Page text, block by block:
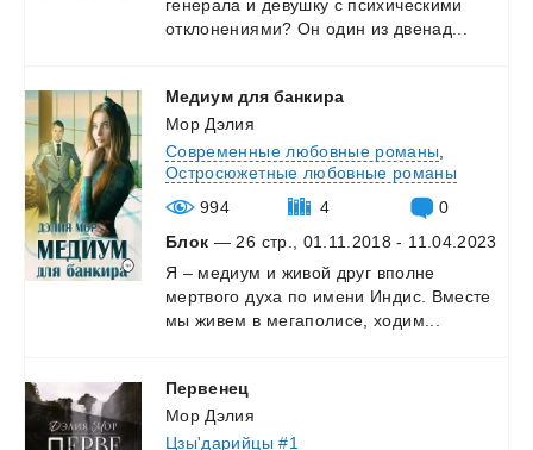
генерала и девушку с психическими
отклонениями? Он один из двенад...
Медиум для банкира
Мор Дэлия
Современные любовные романы
Остросюжетные любовные романы
994
4
0
Блок — 26 стр., 01.11.2018 - 11.04.2023
Я – медиум и живой друг вполне
мертвого духа по имени Индис.
Вместе
мы живем в мегаполисе, ходим...
Первенец
Мор Дэлия
Цзы'дарийцы #1